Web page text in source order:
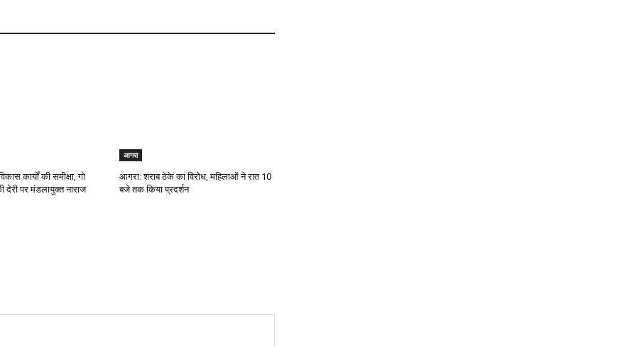
कार्यों की समीक्षा, गो
देरी पर मंडलायुक्त नाराज
आगरा
आगरा: शराब ठेके का विरोध, महिलाओं ने रात 10
बजे तक किया प्रदर्शन